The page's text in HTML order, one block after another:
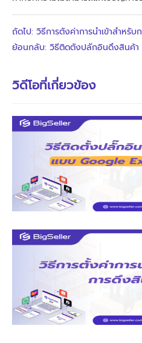
ย้อนกลับ: วิธีติดตั้งปลั๊กอินดึงสินค้
ถัดไป: วิธีการตั้งค่าการนำเข้าสำหรับ
วิดีโอที่เกี่ยวข้อง